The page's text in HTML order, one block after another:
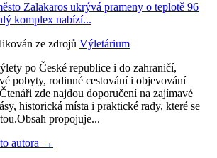
Zalakaros ukrývá prameny o teplotě 96
komplex nabízí...
ze zdrojů Výletárium
po České republice i do zahraničí,
pobyty, rodinné cestování i objevování
zde najdou doporučení na zajímavé
historická místa i praktické rady, které se
propojuje...
autora →